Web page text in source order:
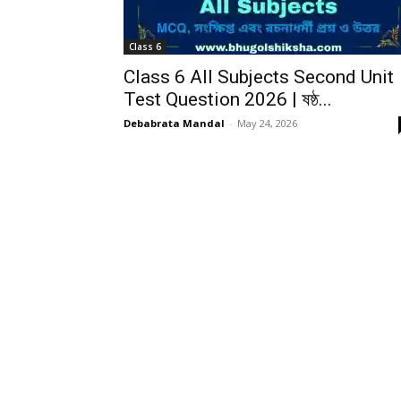
Class 6
Class 6 All Subjects Second Unit
Test Question 2026 | ষষ্ঠ...
Debabrata Mandal - May 24, 2026